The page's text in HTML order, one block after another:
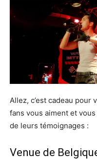
Allez, c’est cadeau pour
fans vous aiment et
de leurs témoignages :
Venue de